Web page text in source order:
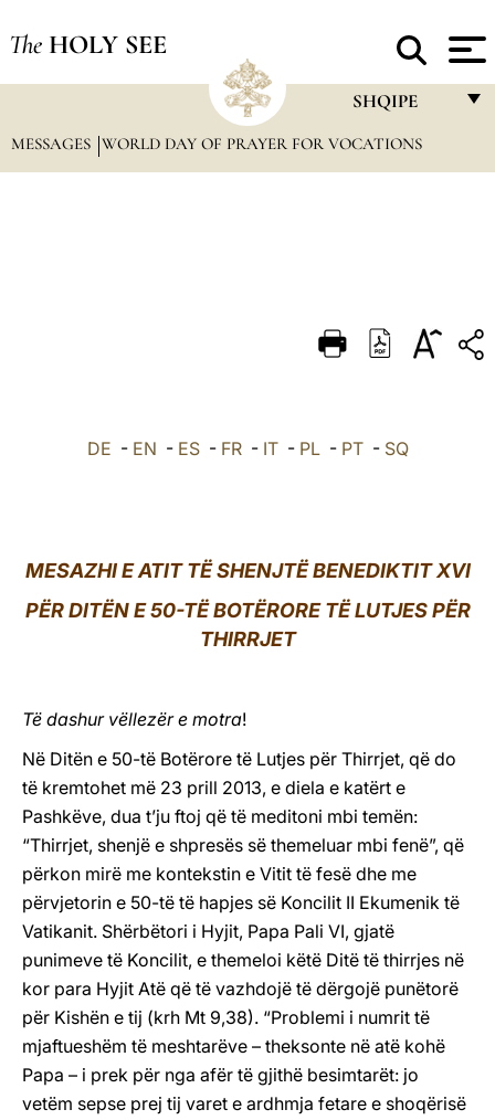
The HOLY SEE
SHQIPE
FRANÇAIS
DEUTSCH
العربيّة
MESSAGES WORLD DAY OF PRAYER FOR VOCATIONS
DE - EN - ES- FR- IT- PL- PT- SQ
MESAZHI E ATIT TË SHENJTË BENEDIKTIT XVI
PËR DITËN E 50-TË BOTËRORE TË LUTJES PËR
THIRRJET
Të dashur vëllezër e motra!
Në Ditën e 50-të Botërore të Lutjes për Thirrjet, që do
të kremtohet më 23 prill 2013, e diela e katërt e
Pashkëve, dua t’ju ftoj që të meditoni mbi temën:
“Thirrjet, shenjë e shpresës së themeluar mbi fenë”, që
përkon mirë me kontekstin e Vitit të fesë dhe me
përvjetorin e 50-të të hapjes së Koncilit II Ekumenik të
Vatikanit. Shërbëtori i Hyjit, Papa Pali VI, gjatë
punimeve të Koncilit, e themeloi këtë Ditë të thirrjes në
kor para Hyjit Atë që të vazhdojë të dërgojë punëtorë
për Kishën e tij (krh Mt 9,38). “Problemi i numrit të
mjaftueshëm të meshtarëve – theksonte në atë kohë
Papa – i prek për nga afër të gjithë besimtarët: jo
vetëm sepse prej tij varet e ardhmja fetare e shoqërisë